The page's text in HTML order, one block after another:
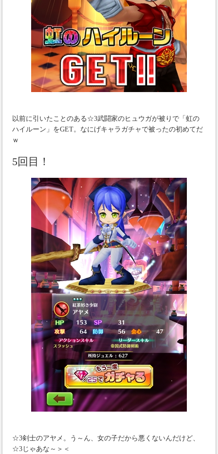
以前に引いたことのある☆3武闘家のヒュウガが被りで「虹の
ハイルーン」をGET。なにげキャラガチャで被ったの初めてだ
ｗ
5回目！
☆3剣士のアヤメ。う～ん、女の子だから悪くないんだけど、
☆3じゃあな～＞＜